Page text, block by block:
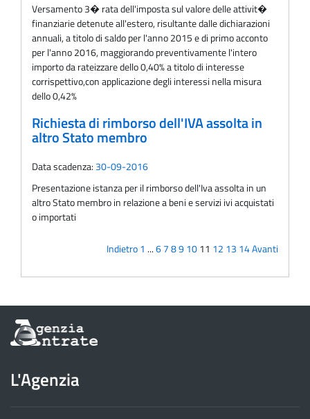
Versamento 3� rata dell'imposta sul valore delle attivit�
finanziarie detenute all'estero, risultante dalle dichiarazioni
annuali, a titolo di saldo per l'anno 2015 e di primo acconto
per l'anno 2016, maggiorando preventivamente l'intero
importo da rateizzare dello 0,40% a titolo di interesse
corrispettivo,con applicazione degli interessi nella misura
dello 0,42%
Richiesta di rimborso dell'IVA assolta in
altro Stato membro
Data scadenza: 30-09-2016
Presentazione istanza per il rimborso dell'Iva assolta in un
altro Stato membro in relazione a beni e servizi ivi acquistati
o importati
Indietro1 ...67891011 12 13 14Avanti
Informazioni
sul
dell'Agenzia
delle
Entrate
L'Agenzia